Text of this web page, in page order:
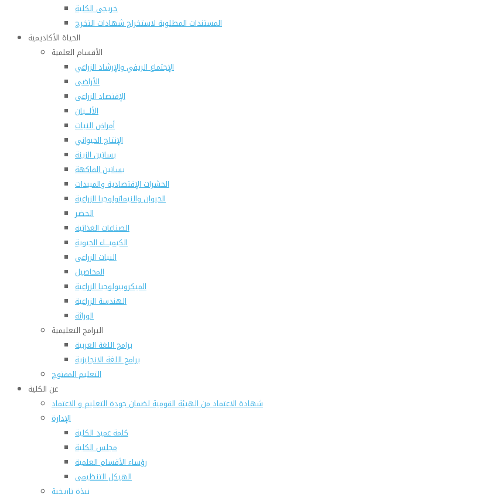
خريجى الكلية
المستندات المطلوبة لاستخراج شهادات التخرج
الحياة الأكاديمية
الأقسام العلمية
الإجتماع الريفي والإرشاد الزراعي
الأراضى
الإقتصاد الزراعى
الألـــبان
أمراض النبات
الإنتاج الحيواني
بساتين الزينة
بساتين الفاكهة
الحشرات الإقتصادية والمبيدات
الحيوان والنيماتولوجيا الزراعية
الخضر
الصناعات الغذائية
الكيميـــاء الحيوية
النبات الزراعى
المحاصيل
الميكروبيولوجيا الزراعية
الهندسة الزراعية
الوراثة
البرامج التعليمية
برامج اللغة العربية
برامج اللغة الانجليزية
التعليم المفتوح
عن الكلية
شهادة الاعتماد من الهيئة القومية لضمان جودة التعليم و الاعتماد
الإدارة
كلمة عميد الكلية
مجلس الكلية
رؤساء الأقسام العلمية
الهيكل التنظيمى